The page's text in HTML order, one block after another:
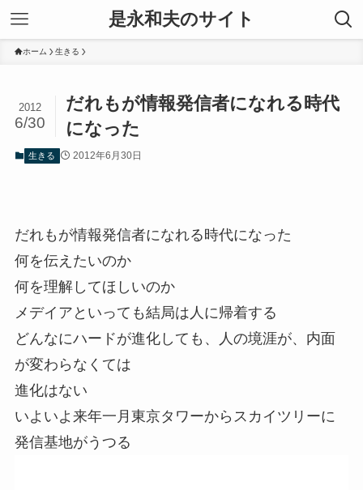
是永和夫のサイト
ホーム 生きる
だれもが情報発信者になれる時代
になった
2012
6/30
生きる 2012年6月30日
だれもが情報発信者になれる時代になった
何を伝えたいのか
何を理解してほしいのか
メデイアといっても結局は人に帰着する
どんなにハードが進化しても、人の境涯が、内面
が変わらなくては
進化はない
いよいよ来年一月東京タワーからスカイツリーに
発信基地がうつる